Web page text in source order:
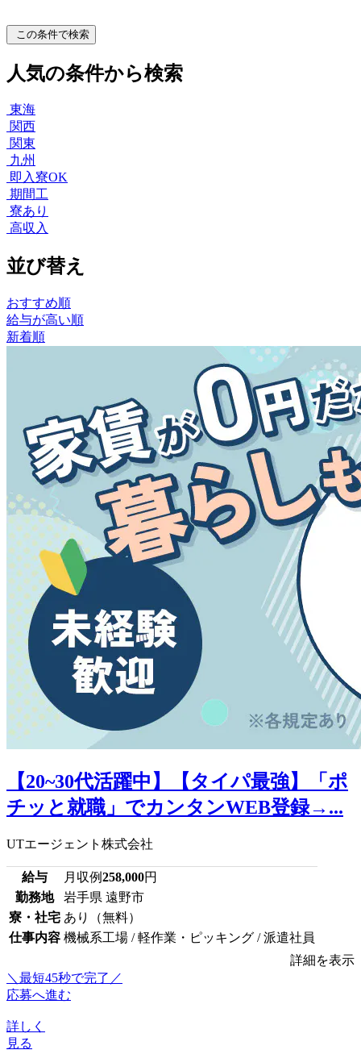
この条件で検索
人気の条件から検索
東海
関西
関東
九州
即入寮OK
期間工
寮あり
高収入
並び替え
おすすめ順
給与が高い順
新着順
【20~30代活躍中】【タイパ最強】「ポ
チッと就職」でカンタンWEB登録→...
UTエージェント株式会社
給与 月収例258,000円
勤務地
岩手県 遠野市
寮・社宅 あり（無料）
仕事内容 機械系工場 / 軽作業・ピッキング / 派遣社員
詳細を表示
＼最短45秒で完了／
応募へ進む
詳しく
見る